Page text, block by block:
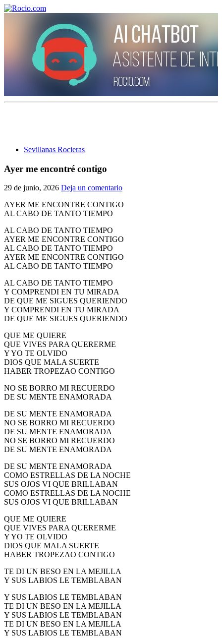
Sevillanas Rocieras
Ayer me encontré contigo
29 de junio, 2026 Deja un comentario
AYER ME ENCONTRE CONTIGO
AL CABO DE TANTO TIEMPO
AL CABO DE TANTO TIEMPO
AYER ME ENCONTRE CONTIGO
AL CABO DE TANTO TIEMPO
AYER ME ENCONTRE CONTIGO
AL CABO DE TANTO TIEMPO
AL CABO DE TANTO TIEMPO
Y COMPRENDI EN TU MIRADA
DE QUE ME SIGUES QUERIENDO
Y COMPRENDI EN TU MIRADA
DE QUE ME SIGUES QUERIENDO
QUE ME QUIERE
QUE VIVES PARA QUERERME
Y YO TE OLVIDO
DIOS QUE MALA SUERTE
HABER TROPEZAO CONTIGO
NO SE BORRO MI RECUERDO
DE SU MENTE ENAMORADA
DE SU MENTE ENAMORADA
NO SE BORRO MI RECUERDO
DE SU MENTE ENAMORADA
NO SE BORRO MI RECUERDO
DE SU MENTE ENAMORADA
DE SU MENTE ENAMORADA
COMO ESTRELLAS DE LA NOCHE
SUS OJOS VI QUE BRILLABAN
COMO ESTRELLAS DE LA NOCHE
SUS OJOS VI QUE BRILLABAN
QUE ME QUIERE
QUE VIVES PARA QUERERME
Y YO TE OLVIDO
DIOS QUE MALA SUERTE
HABER TROPEZAO CONTIGO
TE DI UN BESO EN LA MEJILLA
Y SUS LABIOS LE TEMBLABAN
Y SUS LABIOS LE TEMBLABAN
TE DI UN BESO EN LA MEJILLA
Y SUS LABIOS LE TEMBLABAN
TE DI UN BESO EN LA MEJILLA
Y SUS LABIOS LE TEMBLABAN
¿Cuándo se construyó la primera ermita?
El traslado cada siete años
¿Cuales son los actos principales que se celebran en el
Rocío?
En el Rocío, ¿dónde me alojo?